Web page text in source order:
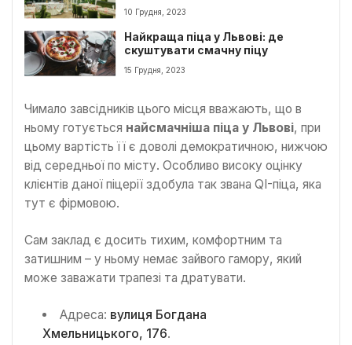
10 Грудня, 2023
Найкраща піца у Львові: де
скуштувати смачну піцу
15 Грудня, 2023
Чимало завсідників цього місця вважають, що в
ньому готується найсмачніша піца у Львові, при
цьому вартість її є доволі демократичною, нижчою
від середньої по місту. Особливо високу оцінку
клієнтів даної піцерії здобула так звана QI-піца, яка
тут є фірмовою.
Сам заклад є досить тихим, комфортним та
затишним – у ньому немає зайвого гамору, який
може заважати трапезі та дратувати.
Адреса: вулиця Богдана
Хмельницького, 176.